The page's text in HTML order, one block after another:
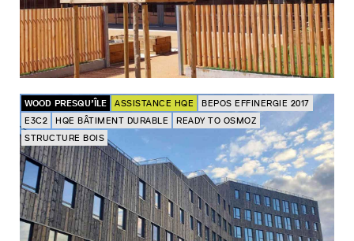
WOOD PRESQU’ÎLE ASSISTANCE HQE
BEPOS EFFINERGIE 2017
E3C2
HQE BÂTIMENT DURABLE
READY TO OSMOZ
STRUCTURE BOIS